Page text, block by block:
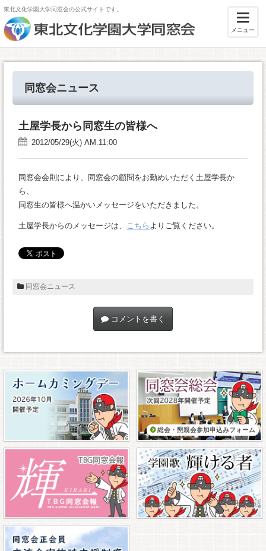
東北文化学園大学同窓会の公式サイトです。
メニュー
同窓会ニュース
土屋学長から同窓生の皆様へ
2012/05/29(火) AM.11:00
同窓会会則により、同窓会の顧問をお勤めいただく土屋学長か
ら、
同窓生の皆様へ温かいメッセージをいただきました。
土屋学長からのメッセージは、 こちら よりご覧ください。
同窓会ニュース
コメントを書く
総会・懇親会参加申込みフォーム